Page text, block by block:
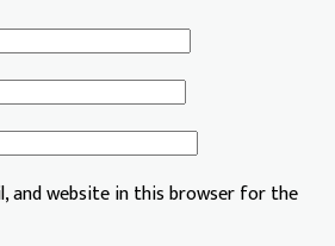
and website in this browser for the